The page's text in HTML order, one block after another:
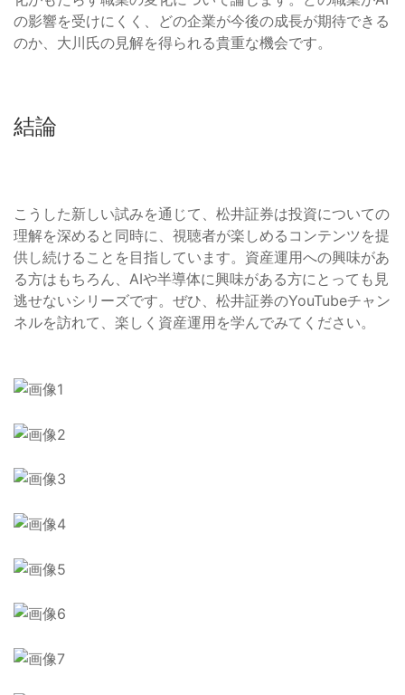
の影響を受けにくく、どの企業が今後の成長が期待できる
のか、大川氏の見解を得られる貴重な機会です。
結論
こうした新しい試みを通じて、松井証券は投資についての
理解を深めると同時に、視聴者が楽しめるコンテンツを提
供し続けることを目指しています。資産運用への興味があ
る方はもちろん、AIや半導体に興味がある方にとっても見
逃せないシリーズです。ぜひ、松井証券のYouTubeチャン
ネルを訪れて、楽しく資産運用を学んでみてください。